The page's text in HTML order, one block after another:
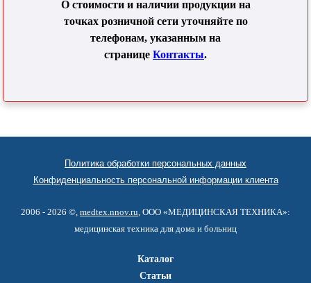
О стоимости и наличии продукции на
точках розничной сети уточняйте по
телефонам, указанным на
странице Контакты.
Политика обработки персональных данных
Конфиденциальность персональной информации клиента
2006 - 2026 ©, medtex.nnov.ru , ООО «МЕДИЦИНСКАЯ ТЕХНИКА»:
медицинская техника для дома и больниц
Каталог
Статьи